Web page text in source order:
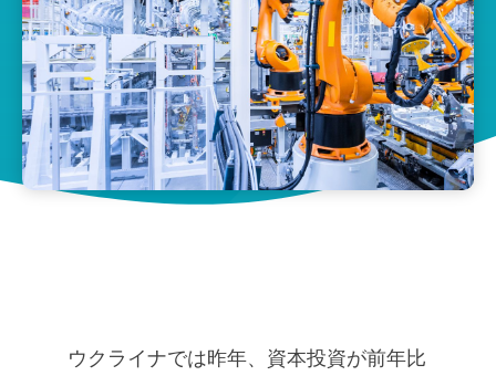
ウクライナでは昨年、資本投資が前年比